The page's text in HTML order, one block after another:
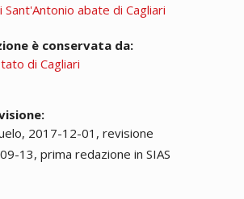
abate di Cagliari
è conservata da:
di Cagliari
2017-12-01, revisione
13, prima redazione in SIAS